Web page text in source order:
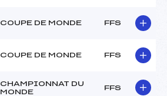
COUPE DE MONDE FFS
COUPE DE MONDE FFS
CHAMPIONNAT DU
MONDE
FFS